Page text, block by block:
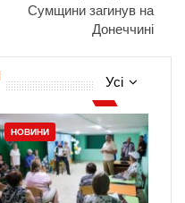
Сумщини загинув на
Донеччині
Усі
НОВИНИ